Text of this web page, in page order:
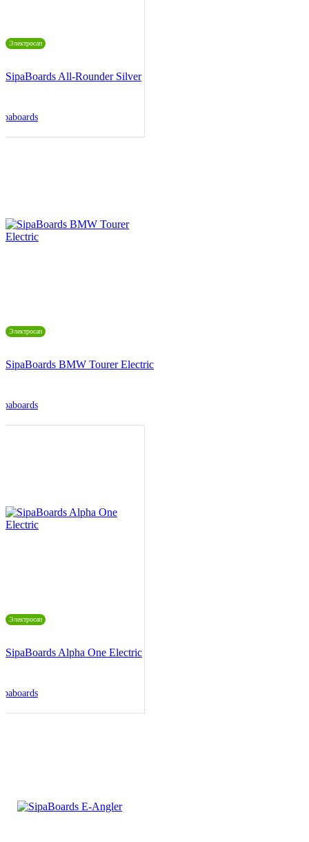
Электросап
SipaBoards All-Rounder Silver
Электросап
SipaBoards BMW Tourer Electric
Электросап
SipaBoards Alpha One Electric